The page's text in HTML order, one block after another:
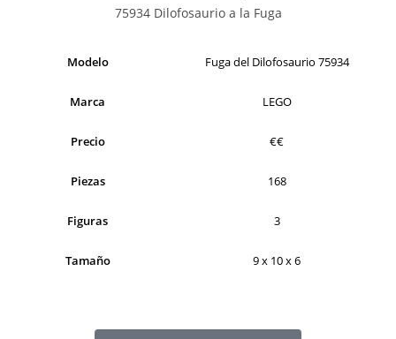
Modelo Fuga del Dilofosaurio 75934
Marca LEGO
Precio €€
Piezas 168
Figuras 3
Tamaño 9 x 10 x 6